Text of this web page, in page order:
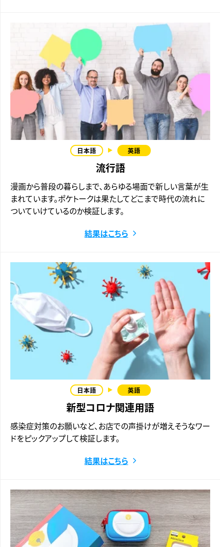
流行語
漫画から普段の暮らしまで、あらゆる場面で新しい言葉が生
まれています。ポケトークは果たしてどこまで時代の流れに
ついていけているのか検証します。
結果はこちら
新型コロナ関連用語
感染症対策のお願いなど、お店での声掛けが増えそうなワー
ドをピックアップして検証します。
結果はこちら